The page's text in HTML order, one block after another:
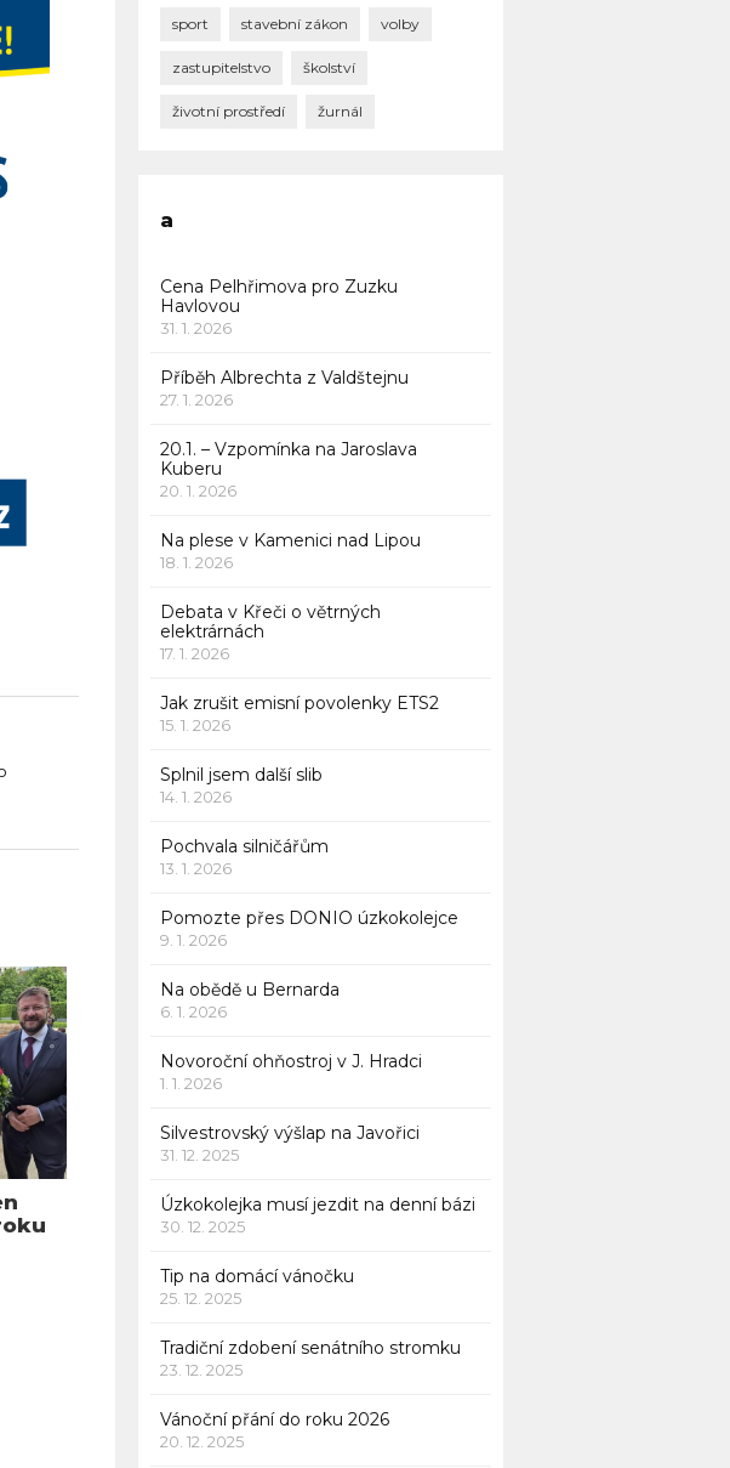
sport stavební zákon volby
zastupitelstvo školství
životní prostředí žurnál
a
Cena Pelhřimova pro Zuzku
Havlovou
31. 1. 2026
Příběh Albrechta z Valdštejnu
27. 1. 2026
20.1. – Vzpomínka na Jaroslava
Kuberu
20. 1. 2026
Na plese v Kamenici nad Lipou
18. 1. 2026
Debata v Křeči o větrných
elektrárnách
17. 1. 2026
Jak zrušit emisní povolenky ETS2
15. 1. 2026
Splnil jsem další slib
14. 1. 2026
Pochvala silničářům
13. 1. 2026
Pomozte přes DONIO úzkokolejce
9. 1. 2026
Na obědě u Bernarda
6. 1. 2026
Novoroční ohňostroj v J. Hradci
1. 1. 2026
Silvestrovský výšlap na Javořici
31. 12. 2025
Úzkokolejka musí jezdit na denní bázi
30. 12. 2025
Tip na domácí vánočku
25. 12. 2025
Tradiční zdobení senátního stromku
23. 12. 2025
Vánoční přání do roku 2026
20. 12. 2025